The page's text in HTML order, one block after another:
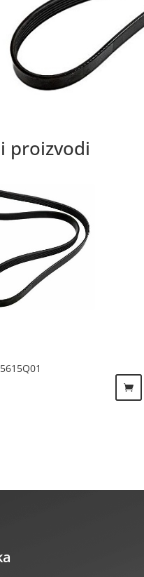
proizvodi